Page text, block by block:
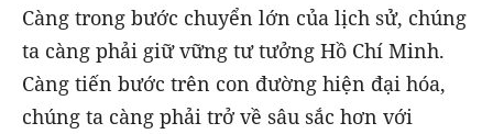
Càng trong bước chuyển lớn của lịch sử, chúng
ta càng phải giữ vững tư tưởng Hồ Chí Minh.
Càng tiến bước trên con đường hiện đại hóa,
chúng ta càng phải trở về sâu sắc hơn với